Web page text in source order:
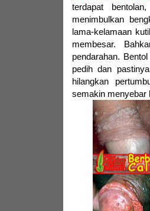
terdapat
menimbulkan
lama-kelamaan
membesar.
pendarahan.
pedih dan
hilangkan
semakin menyebar